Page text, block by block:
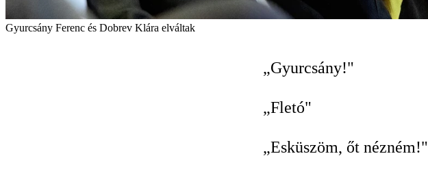
Gyurcsány Ferenc és Dobrev Klára elváltak
„Gyurcsány!"
„Fletó"
„Esküszöm, őt nézném!"